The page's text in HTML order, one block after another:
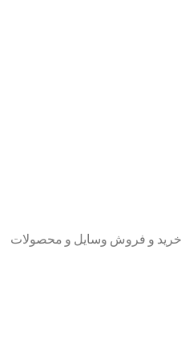
خرید و فروش وسایل و محصولات